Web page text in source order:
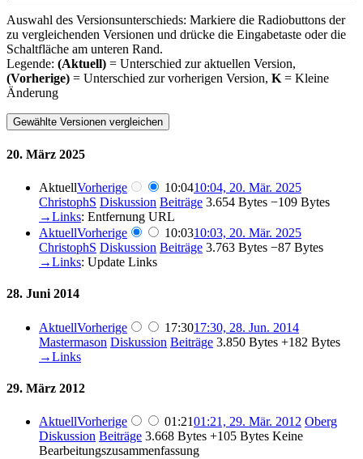
Auswahl des Versionsunterschieds: Markiere die Radiobuttons der
zu vergleichenden Versionen und drücke die Eingabetaste oder die
Schaltfläche am unteren Rand.
Legende: (Aktuell) = Unterschied zur aktuellen Version,
(Vorherige) = Unterschied zur vorherigen Version, K = Kleine
Änderung
20. März 2025
AktuellVorherige 10:0410:04, 20. Mär. 2025
ChristophS Diskussion Beiträge 3.654 Bytes −109 Bytes
→‎Links: Entfernung URL
AktuellVorherige 10:0310:03, 20. Mär. 2025
ChristophS Diskussion Beiträge 3.763 Bytes −87 Bytes
→‎Links: Update Links
28. Juni 2014
AktuellVorherige 17:3017:30, 28. Jun. 2014
Mastermason Diskussion Beiträge 3.850 Bytes +182 Bytes
→‎Links
29. März 2012
AktuellVorherige 01:2101:21, 29. Mär. 2012 Oberg
Diskussion Beiträge 3.668 Bytes +105 Bytes Keine
Bearbeitungszusammenfassung